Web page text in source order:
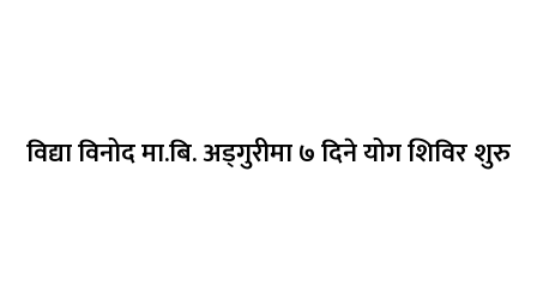
विद्या विनोद मा.बि. अड्गुरीमा ७ दिने योग शिविर शुरु